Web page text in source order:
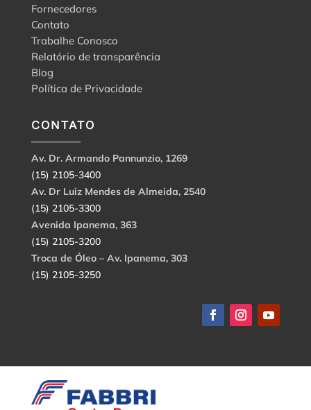
Fornecedores
Contato
Trabalhe Conosco
Relatório de transparência
Blog
Política de Privacidade
CONTATO
Av. Dr. Armando Pannunzio, 1269
(15) 2105-3400
Av. Dr Luiz Mendes de Almeida, 2540
(15) 2105-3300
Avenida Ipanema, 363
(15) 2105-3200
Troca de Óleo – Av. Ipanema, 303
(15) 2105-3250